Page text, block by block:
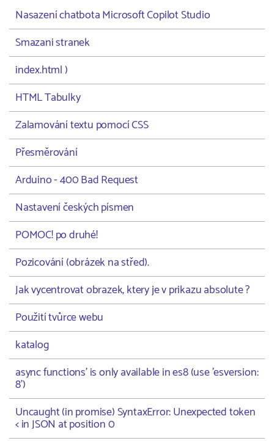
Nasazení chatbota Microsoft Copilot Studio
Smazani stranek
index.html )
HTML Tabulky
Zalamování textu pomocí CSS
Přesměrování
Arduino - 400 Bad Request
Nastavení českých písmen
POMOC! po druhé!
Pozicování (obrázek na střed).
Jak vycentrovat obrazek, ktery je v prikazu absolute ?
Použití tvůrce webu
katalog
async functions' is only available in es8 (use 'esversion:
8')
Uncaught (in promise) SyntaxError: Unexpected token
< in JSON at position 0